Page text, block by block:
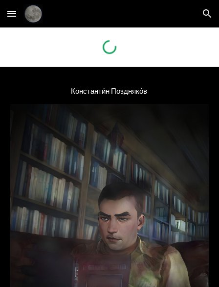
Skip to main content Skip to navigation
Константи́н Поздняко́в